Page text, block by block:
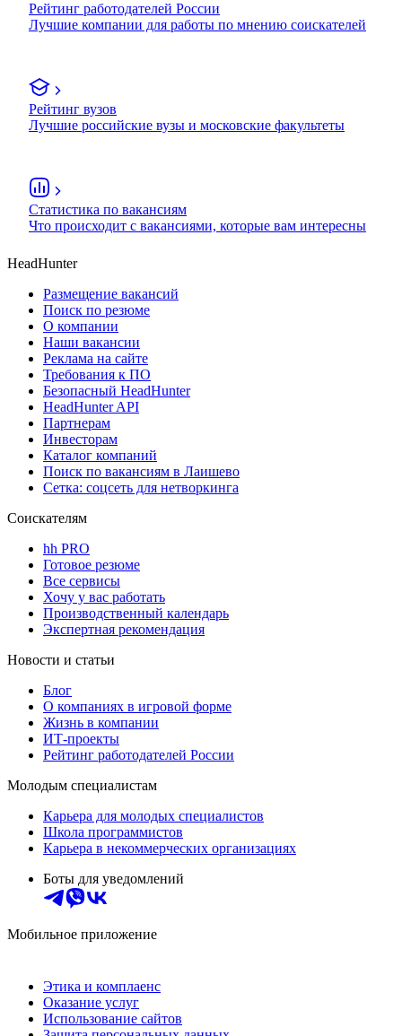
Рейтинг работодателей России
Лучшие компании для работы по мнению соискателей
Рейтинг вузов
Лучшие российские вузы и московские факультеты
Статистика по вакансиям
Что происходит с вакансиями, которые вам интересны
HeadHunter
Размещение вакансий
Поиск по резюме
О компании
Наши вакансии
Реклама на сайте
Требования к ПО
Безопасный HeadHunter
HeadHunter API
Партнерам
Инвесторам
Каталог компаний
Поиск по вакансиям в Лаишево
Сетка: соцсеть для нетворкинга
Соискателям
hh PRO
Готовое резюме
Все сервисы
Хочу у вас работать
Производственный календарь
Экспертная рекомендация
Новости и статьи
Блог
О компаниях в игровой форме
Жизнь в компании
ИТ-проекты
Рейтинг работодателей России
Молодым специалистам
Карьера для молодых специалистов
Школа программистов
Карьера в некоммерческих организациях
Боты для уведомлений
Мобильное приложение
Этика и комплаенс
Оказание услуг
Использование сайтов